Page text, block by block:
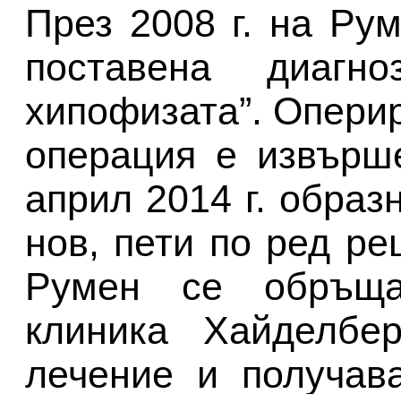
През 2008 г. на
поставена
хипофизата”.
операция е
април 2014 г.
нов, пети по ред
Румен се
клиника
лечение и